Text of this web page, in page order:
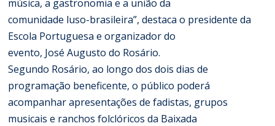
música, a gastronomia e a união da
comunidade luso-brasileira”, destaca o presidente da
Escola Portuguesa e organizador do
evento, José Augusto do Rosário.
Segundo Rosário, ao longo dos dois dias de
programação beneficente, o público poderá
acompanhar apresentações de fadistas, grupos
musicais e ranchos folclóricos da Baixada